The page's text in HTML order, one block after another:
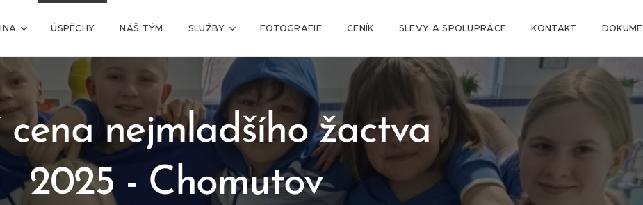
ÚSPĚCHY NÁŠ TÝM SLUŽBY FOTOGRAFIE CENÍK SLEVY A SPOLUPRÁCE KONTAKT
cena nejmladšího žactva
2025 - Chomutov